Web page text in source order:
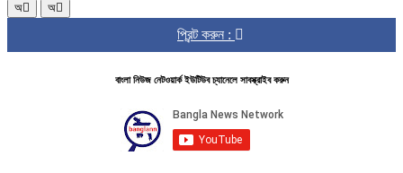
অ অ
প্রিন্ট করুন :
বাংলা নিউজ নেটওয়ার্ক ইউটিউব চ্যানেলে সাবস্ক্রাইব করুন